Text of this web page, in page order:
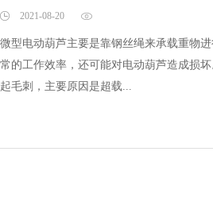
2021-08-20
微型电动葫芦主要是靠钢丝绳来承载重物
常的工作效率，还可能对电动葫芦造成损
起毛刺，主要原因是超载...